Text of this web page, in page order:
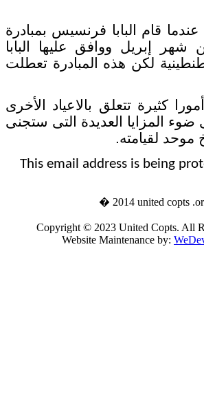
عندما قام البابا فرنسيس بمبادرة
شهر إبريل ووافق عليها البابا
لكن هذه المبادرة تعطلت
كثيرة تتعلق بالاعياد الأخرى
المزايا العديدة التى ستجنى
موحد لقيامته.
This email address is being
� 2014 united copts
Copyright © 2023 United Copts. All
Website Maintenance by: